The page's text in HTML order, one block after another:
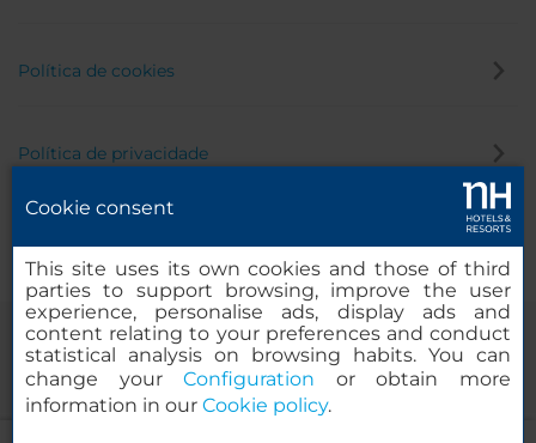
Política de cookies
Política de privacidade
Cookie consent
This site uses its own cookies and those of third
parties to support browsing, improve the user
experience, personalise ads, display ads and
content relating to your preferences and conduct
statistical analysis on browsing habits. You can
change yourConfiguration or obtain more
information in our Cookie policy.